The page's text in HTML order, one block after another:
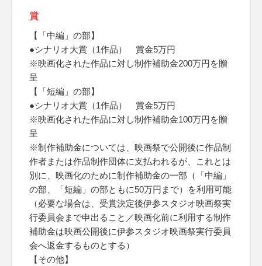
賞
【「中編」の部】
●シナリオ大賞（1作品） 賞金5万円
※映画化された作品に対し制作補助金200万円を贈
呈
【「短編」の部】
●シナリオ大賞（1作品） 賞金5万円
※映画化された作品に対し制作補助金100万円を贈
呈
※制作補助金については、映画祭で公開後に作品制
作者または作品制作団体に支払われるが、これとは
別に、映画化のために制作補助金の一部（「中編」
の部、「短編」の部ともに50万円まで）を利用可能
（必要な場合は、受賞決定後伊参スタジオ映画祭実
行委員会まで申出ること／映画化前に利用する制作
補助金は映画公開後に伊参スタジオ映画祭実行委員
会へ返金するものとする）
【その他】